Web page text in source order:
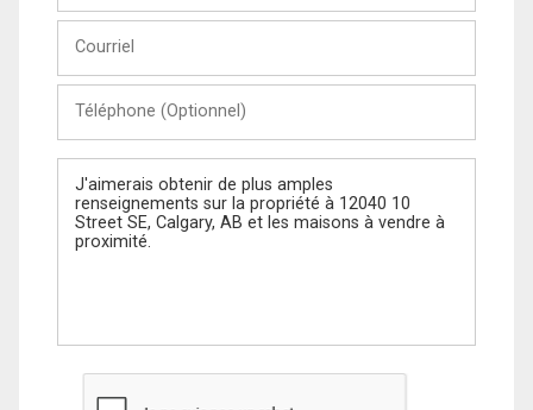
Nom
(Optionnel)
Message